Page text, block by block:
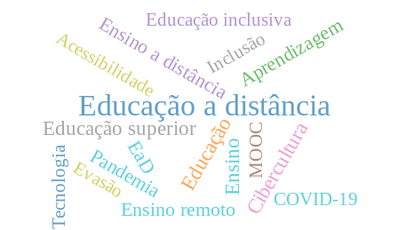
Educação a distância
Educação
EnsinoCibercultura
Educação superior
EaD
Ensino a distância
Pandemia
Ensino remoto
Aprendizagem
Inclusão
Educação inclusiva
Acessibilidade
COVID-19
MOOC
Evasão
Tecnologia